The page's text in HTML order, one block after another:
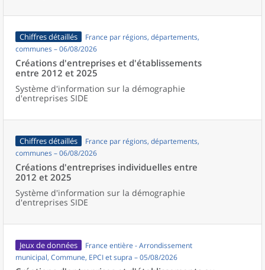
Chiffres détaillés
France par régions, départements,
communes – 06/08/2026
Créations d'entreprises et d'établissements
entre 2012 et 2025
Système d'information sur la démographie
d'entreprises SIDE
Chiffres détaillés
France par régions, départements,
communes – 06/08/2026
Créations d'entreprises individuelles entre
2012 et 2025
Système d'information sur la démographie
d'entreprises SIDE
Jeux de données
France entière - Arrondissement
municipal, Commune, EPCI et supra – 05/08/2026